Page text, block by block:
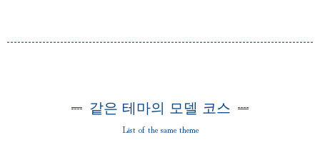
같은 테마의 모델 코스
List of the same theme